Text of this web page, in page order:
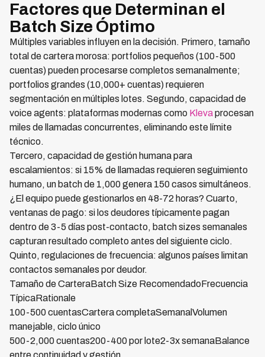
Factores que Determinan el
Batch Size Óptimo
Múltiples variables influyen en la decisión. Primero, tamaño
total de cartera morosa: portfolios pequeños (100-500
cuentas) pueden procesarse completos semanalmente;
portfolios grandes (10,000+ cuentas) requieren
segmentación en múltiples lotes. Segundo, capacidad de
voice agents: plataformas modernas como Klevaprocesan
miles de llamadas concurrentes, eliminando este límite
técnico.
Tercero, capacidad de gestión humana para
escalamientos: si 15% de llamadas requieren seguimiento
humano, un batch de 1,000 genera 150 casos simultáneos.
¿El equipo puede gestionarlos en 48-72 horas? Cuarto,
ventanas de pago: si los deudores típicamente pagan
dentro de 3-5 días post-contacto, batch sizes semanales
capturan resultado completo antes del siguiente ciclo.
Quinto, regulaciones de frecuencia: algunos países limitan
contactos semanales por deudor.
Tamaño de CarteraBatch Size RecomendadoFrecuencia
TípicaRationale
100-500 cuentasCartera completaSemanalVolumen
manejable, ciclo único
500-2,000 cuentas200-400 por lote2-3x semanaBalance
entre continuidad y gestión